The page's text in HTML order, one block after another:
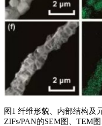
图1 纤维形貌、内部结构及
ZIFs/PAN的SEM图、TEM